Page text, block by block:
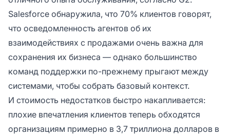
Salesforce обнаружила, что 70% клиентов говорят,
что осведомленность агентов об их
взаимодействиях с продажами очень важна для
сохранения их бизнеса — однако большинство
команд поддержки по-прежнему прыгают между
системами, чтобы собрать базовый контекст.
И стоимость недостатков быстро накапливается:
плохие впечатления клиентов теперь обходятся
организациям примерно в 3,7 триллиона долларов в